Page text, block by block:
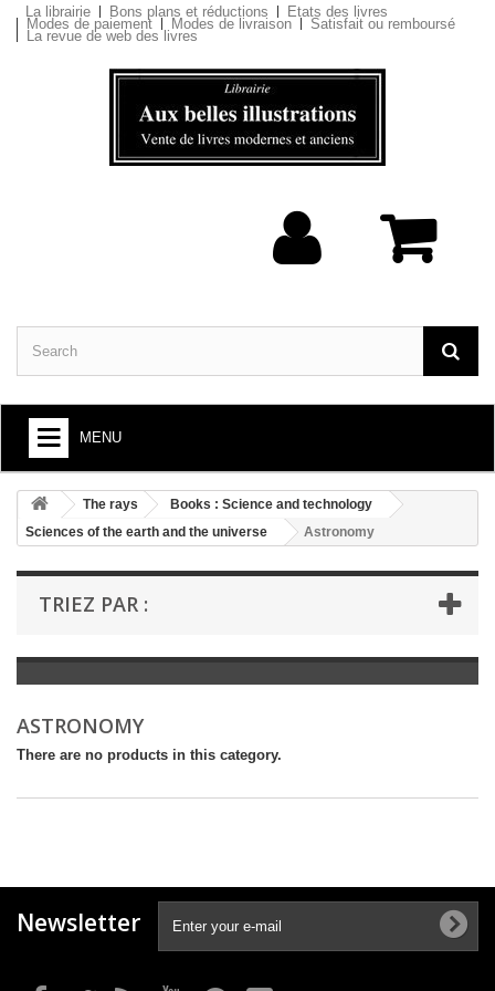
La librairie Bons plans et réductions Etats des livres
Modes de paiement Modes de livraison Satisfait ou remboursé
La revue de web des livres
MENU
+
BOOKS : ARTS AND SOCIETY
+
BOOKS : LITERATURE
+
BOOKS : YOUTH
LIVRES ANCIENS AVANT 1945
The rays
Books : Science and technology
Sciences of the earth and the universe
Astronomy
TRIEZ PAR :
ASTRONOMY
There are no products in this category.
Newsletter